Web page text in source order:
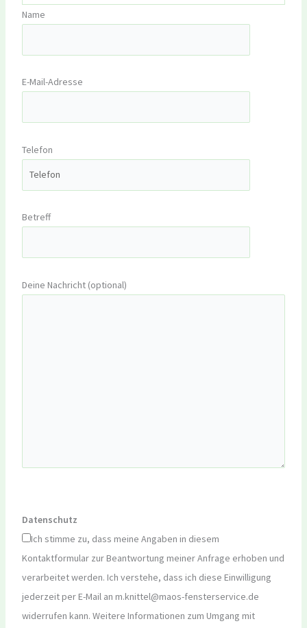
Name
E-Mail-Adresse
Telefon
Betreff
Deine Nachricht (optional)
Datenschutz
Ich stimme zu, dass meine Angaben in diesem
Kontaktformular zur Beantwortung meiner Anfrage erhoben und
verarbeitet werden. Ich verstehe, dass ich diese Einwilligung
jederzeit per E-Mail an m.knittel@maos-fensterservice.de
widerrufen kann. Weitere Informationen zum Umgang mit